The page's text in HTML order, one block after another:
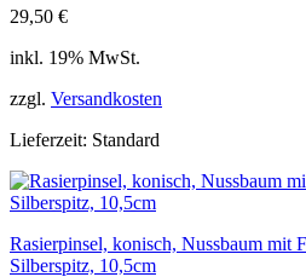
29,50 €
inkl. 19% MwSt.
zzgl. Versandkosten
Lieferzeit: Standard
Rasierpinsel, konisch, Nussbaum mit
Silberspitz, 10,5cm